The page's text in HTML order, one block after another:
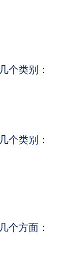
个类别：
个类别：
个方面：